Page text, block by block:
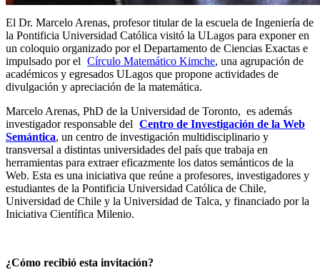
El Dr. Marcelo Arenas, profesor titular de la escuela de Ingeniería de
la Pontificia Universidad Católica visitó la ULagos para exponer en
un coloquio organizado por el Departamento de Ciencias Exactas e
impulsado por el Círculo Matemático Kimche, una agrupación de
académicos y egresados ULagos que propone actividades de
divulgación y apreciación de la matemática.
Marcelo Arenas, PhD de la Universidad de Toronto, es además
investigador responsable del Centro de Investigación de la Web
Semántica, un centro de investigación multidisciplinario y
transversal a distintas universidades del país que trabaja en
herramientas para extraer eficazmente los datos semánticos de la
Web. Esta es una iniciativa que reúne a profesores, investigadores y
estudiantes de la Pontificia Universidad Católica de Chile,
Universidad de Chile y la Universidad de Talca, y financiado por la
Iniciativa Científica Milenio.
¿Cómo recibió esta invitación?